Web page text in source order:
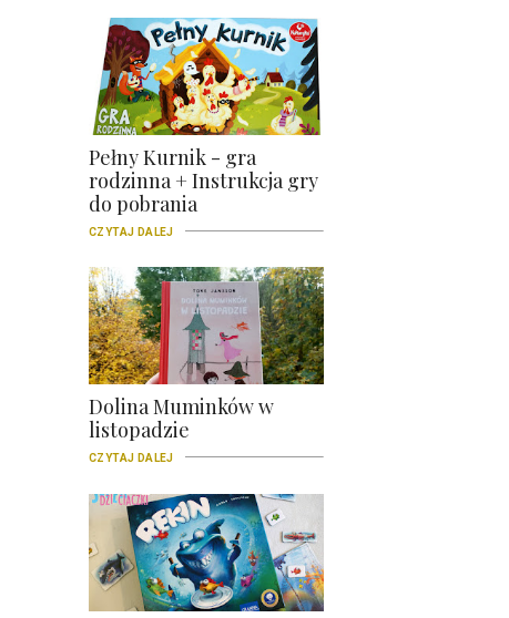
Pełny Kurnik - gra
rodzinna + Instrukcja gry
do pobrania
CZYTAJ DALEJ
Dolina Muminków w
listopadzie
CZYTAJ DALEJ